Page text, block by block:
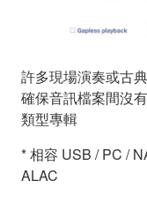
許多現場演奏或古
確保音訊檔案間沒
類型專輯
* 相容 USB / PC /
ALAC